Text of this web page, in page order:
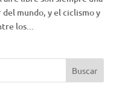
mundo, y el ciclismo y
los...